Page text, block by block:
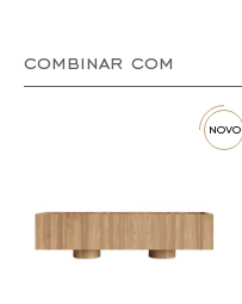
combinar com
novo